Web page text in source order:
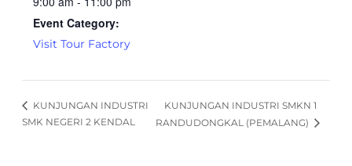
Event Category:
Visit Tour Factory
KUNJUNGAN INDUSTRI
SMK NEGERI 2 KENDAL
KUNJUNGAN INDUSTRI SMKN 1
RANDUDONGKAL (PEMALANG)